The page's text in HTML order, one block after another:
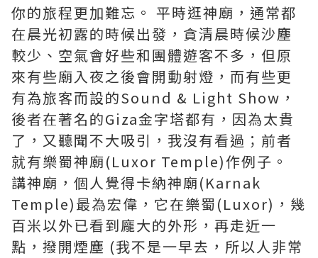
你的旅程更加難忘。 平時逛神廟，通常都
在晨光初露的時候出發，貪清晨時候沙塵
較少、空氣會好些和團體遊客不多，但原
來有些廟入夜之後會開動射燈，而有些更
有為旅客而設的Sound & Light Show，
後者在著名的Giza金字塔都有，因為太貴
了，又聽聞不大吸引，我沒有看過；前者
就有樂蜀神廟(Luxor Temple)作例子。
講神廟，個人覺得卡納神廟(Karnak
Temple)最為宏偉，它在樂蜀(Luxor)，幾
百米以外已看到龐大的外形，再走近一
點，撥開煙塵 (我不是一早去，所以人非常